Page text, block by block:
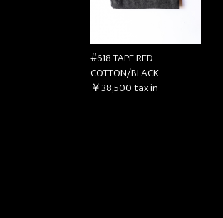
#618 TAPE RED
COTTON/BLACK
￥38,500tax in